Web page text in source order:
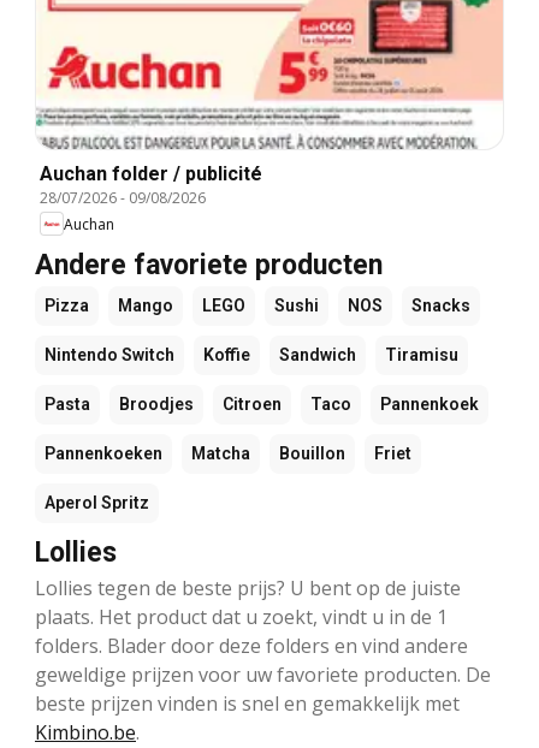
Auchan folder / publicité
28/07/2026- 09/08/2026
Auchan
Andere favoriete producten
Pizza Mango LEGO Sushi NOS Snacks
Nintendo Switch Koffie Sandwich Tiramisu
Pasta Broodjes Citroen Taco Pannenkoek
Pannenkoeken Matcha Bouillon Friet
Aperol Spritz
Lollies
Lollies tegen de beste prijs? U bent op de juiste
plaats. Het product dat u zoekt, vindt u in de 1
folders. Blader door deze folders en vind andere
geweldige prijzen voor uw favoriete producten. De
beste prijzen vinden is snel en gemakkelijk met
Kimbino.be.